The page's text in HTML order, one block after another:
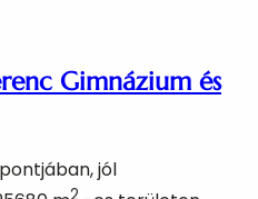
Gimnázium és
jól